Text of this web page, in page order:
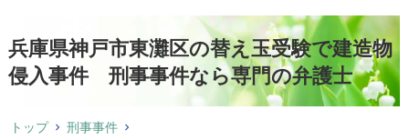
兵庫県神戸市東灘区の替え玉受験で建造物
侵入事件 刑事事件なら専門の弁護士
トップ
刑事事件